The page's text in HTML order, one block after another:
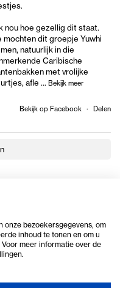
nou hoe gezellig dit staat.
mochten dit groepje Yuwhi
natuurlijk in die
Caribische
met vrolijke
afle ... Bekijk meer
Bekijk op Facebook · Delen
onze bezoekersgegevens, om
inhoud te tonen en om u
meer informatie over de